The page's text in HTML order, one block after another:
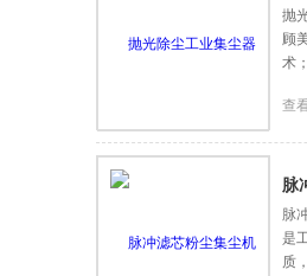
抛
顾
术
查
脉
脉
是
质